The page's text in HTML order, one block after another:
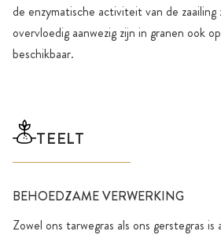
de enzymatische activiteit van de zaailing
overvloedig aanwezig zijn in granen ook
beschikbaar.
TEELT
BEHOEDZAME VERWERKING
Zowel ons tarwegras als ons gerstegras